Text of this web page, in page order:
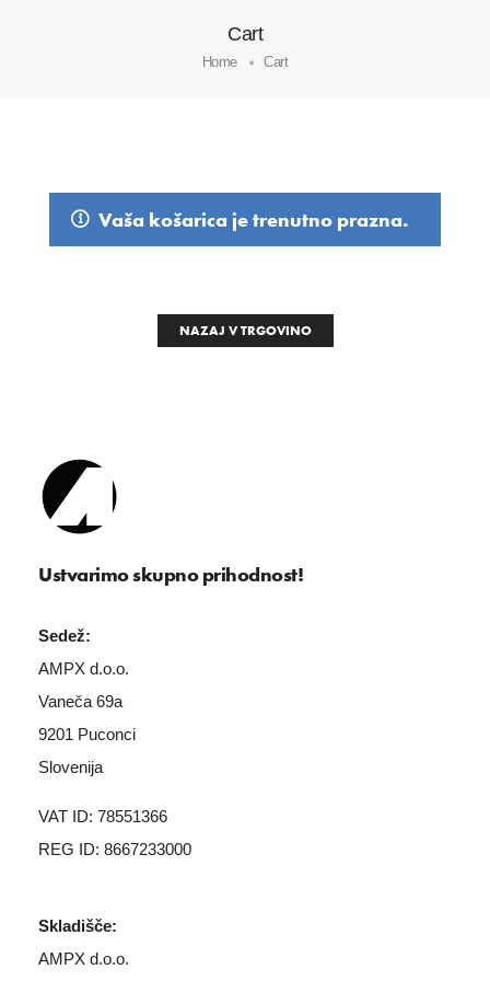
Cart
Home Cart
Vaša košarica je trenutno prazna.
NAZAJ V TRGOVINO
Ustvarimo skupno prihodnost!
Sedež:
AMPX d.o.o.
Vaneča 69a
9201 Puconci
Slovenija
VAT ID: 78551366
REG ID: 8667233000
Skladišče:
AMPX d.o.o.